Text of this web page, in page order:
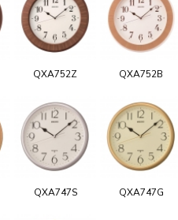
QXA752Z QXA752B
QXA747S QXA747G